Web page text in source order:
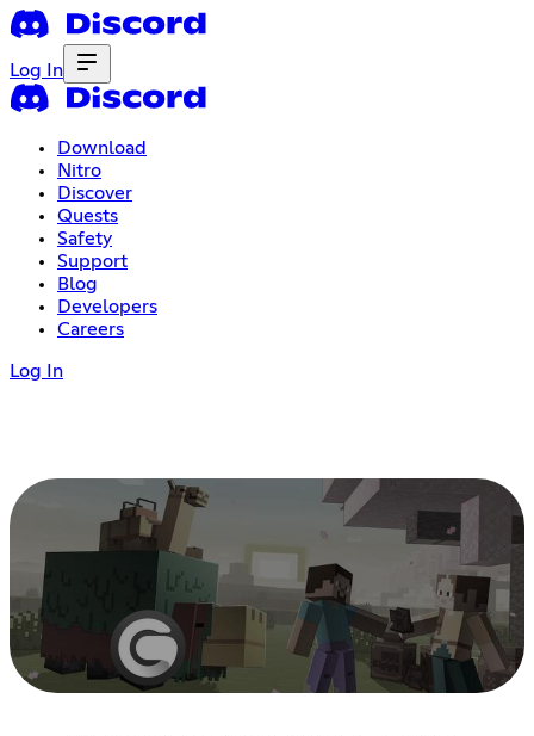
Log In
Download
Nitro
Discover
Quests
Safety
Support
Blog
Developers
Careers
Log In